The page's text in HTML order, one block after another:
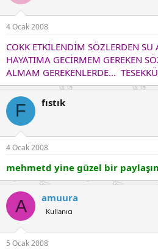
4 Ocak 2008
COKK ETKİLENDİM SÖZLERDEN
HAYATIMA GECİRMEM GEREKEN
ALMAM GEREKENLERDE...
F fıstık
4 Ocak 2008
mehmetd yine güzel bir
A amuura
Kullanıcı
5 Ocak 2008